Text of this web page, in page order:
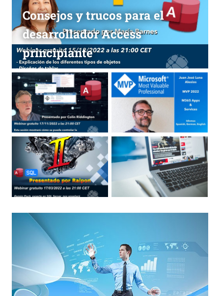
Consejos y trucos para el
desarrollador Access
principiante